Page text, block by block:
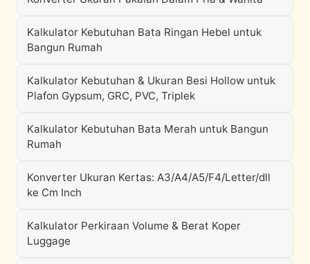
Kalkulator Kebutuhan Bata Ringan Hebel untuk
Bangun Rumah
Kalkulator Kebutuhan & Ukuran Besi Hollow untuk
Plafon Gypsum, GRC, PVC, Triplek
Kalkulator Kebutuhan Bata Merah untuk Bangun
Rumah
Konverter Ukuran Kertas: A3/A4/A5/F4/Letter/dll
ke Cm Inch
Kalkulator Perkiraan Volume & Berat Koper
Luggage